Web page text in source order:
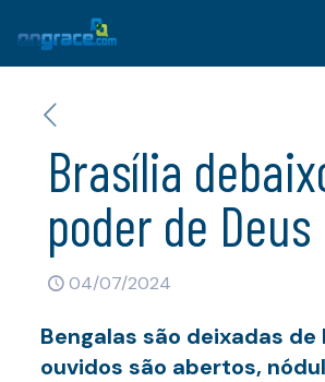
Brasília
poder de Deus
04/07/2024
Bengalas são deixadas de
ouvidos são abertos,